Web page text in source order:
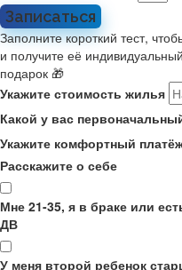
Записаться
Заполните короткий тест,
и получите её
подарок 🎁
Укажите стоимость жилья
Какой у вас
Укажите комфортный
Расскажите о себе
Мне 21-35, я в браке или
ДВ
У меня второй ребенок